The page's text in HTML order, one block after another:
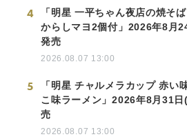
4
「明星 一平ちゃん夜店の焼そ
からしマヨ2個付」2026年8月
発売
2026.08.07 13:00
5
「明星 チャルメラカップ 赤い
こ味ラーメン」2026年8月31日
売
2026.08.07 13:00